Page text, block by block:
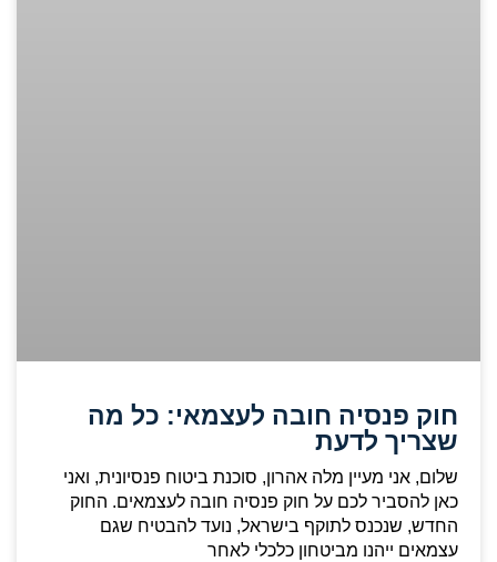
חוק פנסיה חובה לעצמאי: כל מה
שצריך לדעת
שלום, אני מעיין מלה אהרון, סוכנת ביטוח פנסיונית, ואני
כאן להסביר לכם על חוק פנסיה חובה לעצמאים. החוק
החדש, שנכנס לתוקף בישראל, נועד להבטיח שגם
עצמאים ייהנו מביטחון כלכלי לאחר